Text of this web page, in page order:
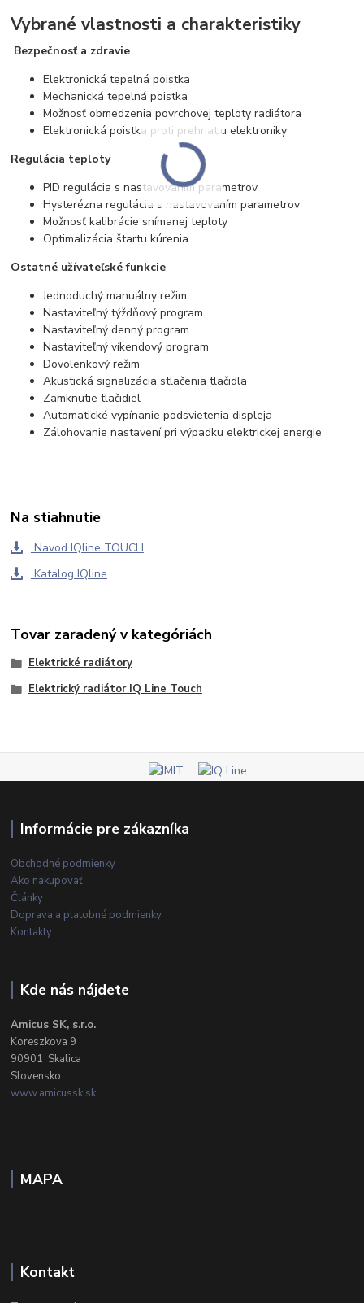
Vybrané vlastnosti a charakteristiky
Bezpečnosť a zdravie
Elektronická tepelná poistka
Mechanická tepelná poistka
Možnosť obmedzenia povrchovej teploty radiátora
Elektronická poistka proti prehriatiu elektroniky
Regulácia teploty
PID regulácia s nastavovaním parametrov
Hysterézna regulácia s nastavovaním parametrov
Možnosť kalibrácie snímanej teploty
Optimalizácia štartu kúrenia
Ostatné užívateľské funkcie
Jednoduchý manuálny režim
Nastaviteľný týždňový program
Nastaviteľný denný program
Nastaviteľný víkendový program
Dovolenkový režim
Akustická signalizácia stlačenia tlačidla
Zamknutie tlačidiel
Automatické vypínanie podsvietenia displeja
Zálohovanie nastavení pri výpadku elektrickej energie
Na stiahnutie
Navod IQline TOUCH
Katalog IQline
Tovar zaradený v kategóriách
Elektrické radiátory
Elektrický radiátor IQ Line Touch
Informácie pre zákazníka
Obchodné podmienky
Ako nakupovať
Články
Doprava a platobné podmienky
Kontakty
Kde nás nájdete
Amicus SK, s.r.o.
Koreszkova 9
90901 Skalica
Slovensko
www.amicussk.sk
MAPA
Kontakt